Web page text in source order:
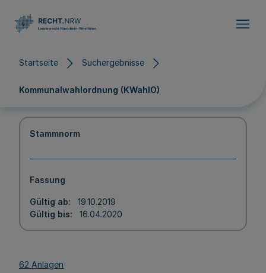
Startseite Suchergebnisse
Kommunalwahlordnung (KWahlO)
Stammnorm
Fassung
Gültig ab
19.10.2019
Gültig bis
16.04.2020
62 Anlagen